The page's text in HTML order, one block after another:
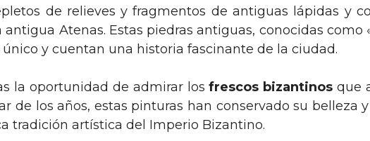
de relieves y fragmentos de antiguas lápidas y
Atenas. Estas piedras antiguas, conocidas como
y cuentan una historia fascinante de la ciudad.
la oportunidad de admirar losfrescos bizantinos que
de los años, estas pinturas han conservado su belleza
tradición artística del Imperio Bizantino.